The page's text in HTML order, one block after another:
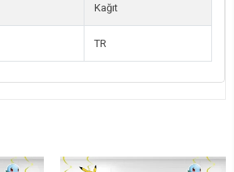
Kağıt
TR